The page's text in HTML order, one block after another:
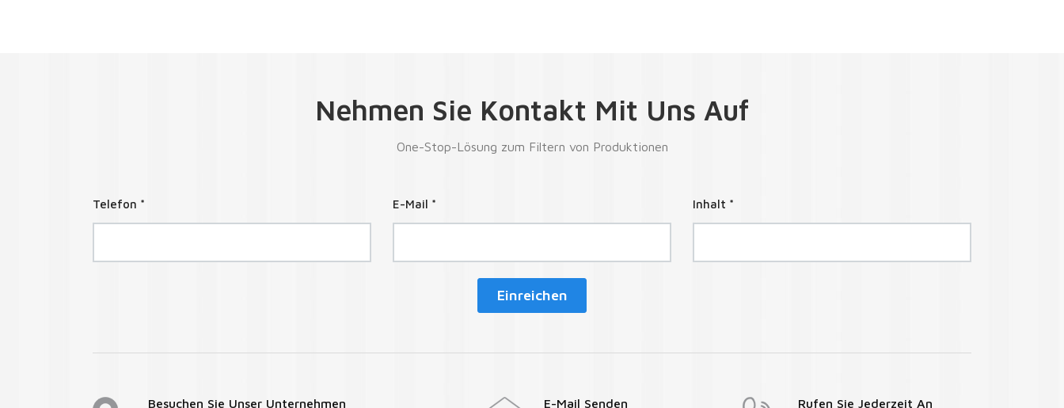
Nehmen Sie Kontakt Mit Uns Auf
One-Stop-Lösung zum Filtern von Produktionen
Telefon * E-Mail * Inhalt *
Einreichen
Besuchen Sie Unser Unternehmen E-Mail Senden Rufen Sie Jederzeit An